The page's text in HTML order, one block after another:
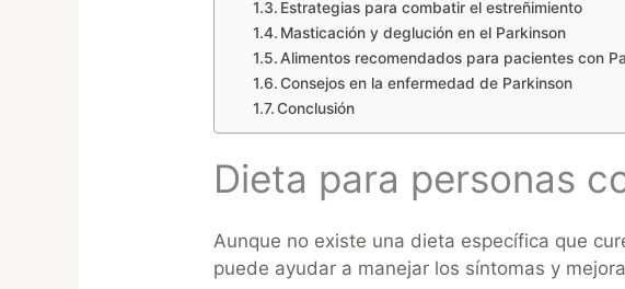
Estrategias para combatir el estreñimiento
Masticación y deglución en el Parkinson
Alimentos recomendados para pacientes con
Consejos en la enfermedad de Parkinson
Conclusión
Dieta para personas
Aunque no existe una dieta específica que
puede ayudar a manejar los síntomas y